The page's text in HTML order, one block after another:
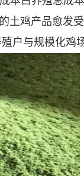
土鸡产品愈发
户与规模化鸡